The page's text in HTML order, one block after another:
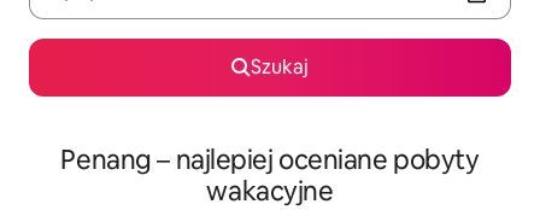
Szukaj
Penang – najlepiej oceniane pobyty
wakacyjne